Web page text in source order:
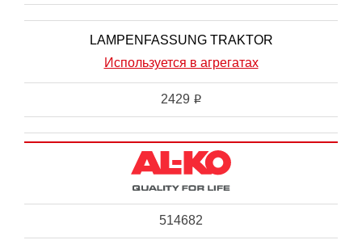
LAMPENFASSUNG TRAKTOR
Используется в агрегатах
2429 i
514682